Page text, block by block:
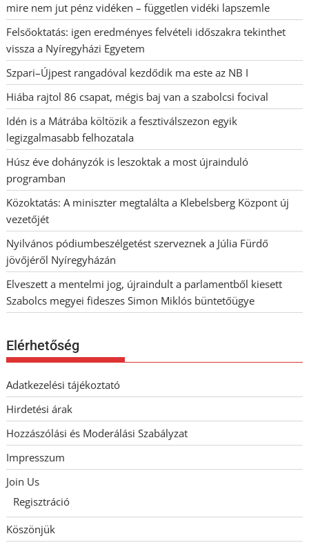
mire nem jut pénz vidéken – független vidéki lapszemle
Felsőoktatás: igen eredményes felvételi időszakra tekinthet
vissza a Nyíregyházi Egyetem
Szpari–Újpest rangadóval kezdődik ma este az NB I
Hiába rajtol 86 csapat, mégis baj van a szabolcsi focival
Idén is a Mátrába költözik a fesztiválszezon egyik
legizgalmasabb felhozatala
Húsz éve dohányzók is leszoktak a most újrainduló
programban
Közoktatás: A miniszter megtalálta a Klebelsberg Központ új
vezetőjét
Nyilvános pódiumbeszélgetést szerveznek a Júlia Fürdő
jövőjéről Nyíregyházán
Elveszett a mentelmi jog, újraindult a parlamentből kiesett
Szabolcs megyei fideszes Simon Miklós büntetőügye
Elérhetőség
Adatkezelési tájékoztató
Hirdetési árak
Hozzászólási és Moderálási Szabályzat
Impresszum
Join Us
Regisztráció
Köszönjük